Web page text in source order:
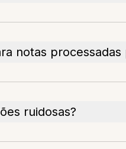
notas processadas
ruidosas?